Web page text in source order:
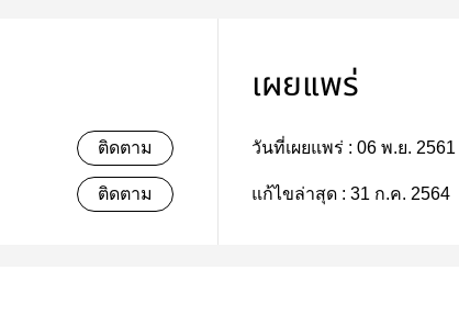
ติดตาม
ติดตาม
เผยแพร่
วันที่เผยแพร่ : 06 พ.ย. 2561
แก้ไขล่าสุด : 31 ก.ค. 2564